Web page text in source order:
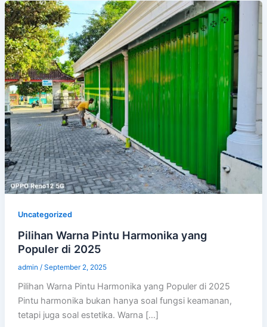
Uncategorized
Pilihan Warna Pintu Harmonika yang
Populer di 2025
admin / September 2, 2025
Pilihan Warna Pintu Harmonika yang Populer di 2025
Pintu harmonika bukan hanya soal fungsi keamanan,
tetapi juga soal estetika. Warna […]